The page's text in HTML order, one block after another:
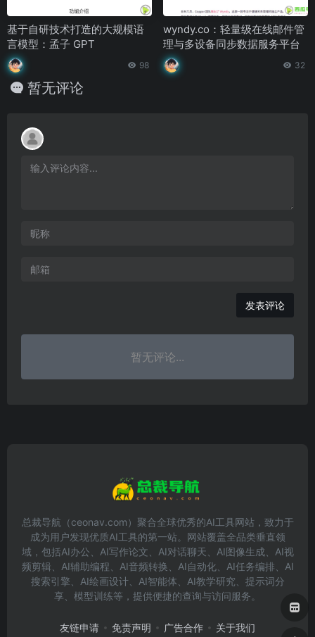
基于自研技术打造的大规模语
言模型：孟子 GPT
98
wyndy.co：轻量级在线邮件管
理与多设备同步数据服务平台
32
暂无评论
发表评论
暂无评论...
总裁导航（ceonav.com）聚合全球优秀的AI工具网站，致力于
成为用户发现优质AI工具的第一站。网站覆盖全品类垂直领
域，包括AI办公、AI写作论文、AI对话聊天、AI图像生成、AI视
频剪辑、AI辅助编程、AI音频转换、AI自动化、AI任务编排、AI
搜索引擎、AI绘画设计、AI智能体、AI教学研究、提示词分
享、模型训练等，提供便捷的查询与访问服务。
友链申请 免责声明 广告合作 关于我们